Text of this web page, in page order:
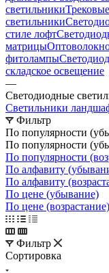
светильники
светильники
стиле лофт
матрицы
фитолампы
складское освещение
—
Светодиодные
Светильники
Фильтр
По популярности
По популярности
По популярности
По алфавиту
По алфавиту
По цене (убывание)
По цене (возрастание)
Фильтр
Сортировка